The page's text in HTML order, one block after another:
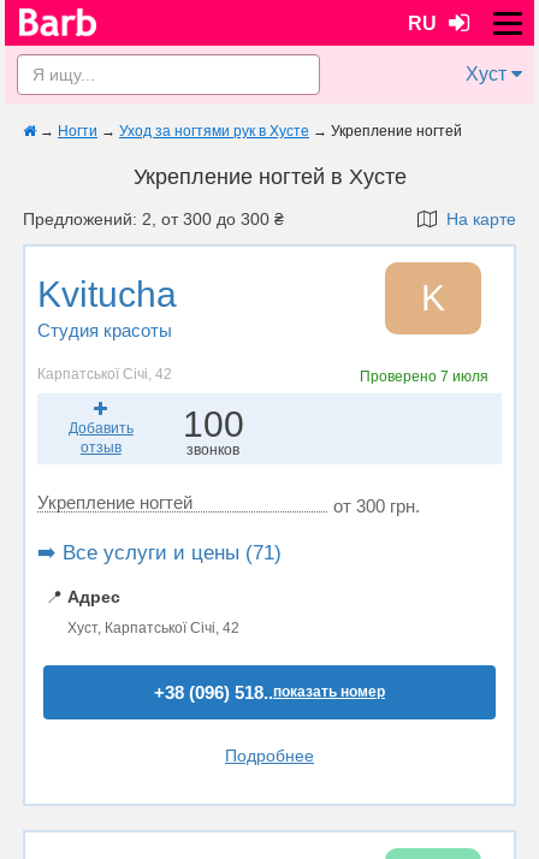
RU
Хуст
→ Ногти → Уход за ногтями рук в Хусте → Укрепление ногтей
Укрепление ногтей в Хусте
Предложений: 2, от 300 до 300 ₴ На карте
Kvitucha
Студия красоты
K
Карпатської Січі, 42 Проверено7 июля
Добавить
отзыв
100
звонков
Укрепление ногтей от 300 грн.
➡️ Все услуги и цены (71)
📍 Адрес
Хуст, Карпатської Січі, 42
+38 (096) 518..показать номер
Подробнее